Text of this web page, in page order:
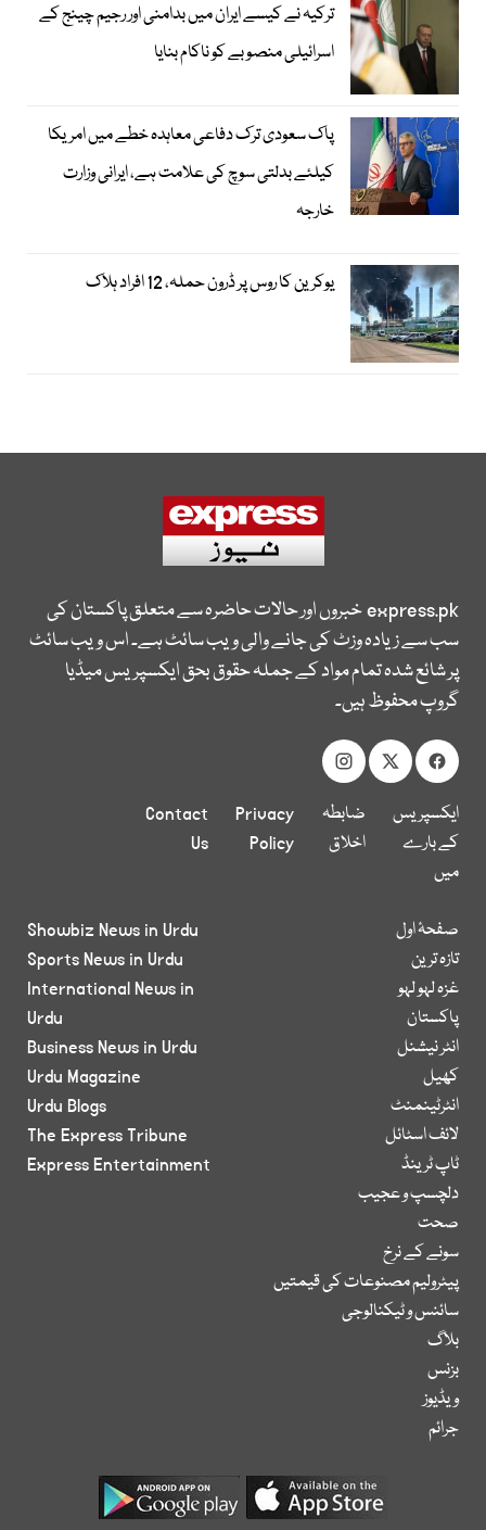
ترکیہ نے کیسے ایران میں بدامنی اور رجیم چینج کے
اسرائیلی منصوبے کو ناکام بنایا
پاک سعودی ترک دفاعی معاہدہ خطے میں امریکا
کیلئے بدلتی سوچ کی علامت ہے، ایرانی وزارت
خارجہ
یوکرین کا روس پر ڈرون حملہ، 12 افراد ہلاک
express.pkخبروں اور حالات حاضرہ سے متعلق پاکستان کی
سب سے زیادہ وزٹ کی جانے والی ویب سائٹ ہے۔ اس ویب سائٹ
پر شائع شدہ تمام مواد کے جملہ حقوق بحق ایکسپریس میڈیا
گروپ محفوظ ہیں۔
ایکسپریس
کے بارے
میں
ضابطہ
اخلاق
Privacy
Policy
Contact
Us
صفحۂ اول
تازہ ترین
غزہ لہو لہو
پاکستان
انٹر نیشنل
کھیل
انٹرٹینمنٹ
لائف اسٹائل
ٹاپ ٹرینڈ
دلچسپ و عجیب
صحت
سونے کے نرخ
پیٹرولیم مصنوعات کی قیمتیں
سائنس و ٹیکنالوجی
بلاگ
بزنس
ویڈیوز
جرائم
Showbiz News in Urdu
Sports News in Urdu
International News in
Urdu
Business News in Urdu
Urdu Magazine
Urdu Blogs
The Express Tribune
Express Entertainment